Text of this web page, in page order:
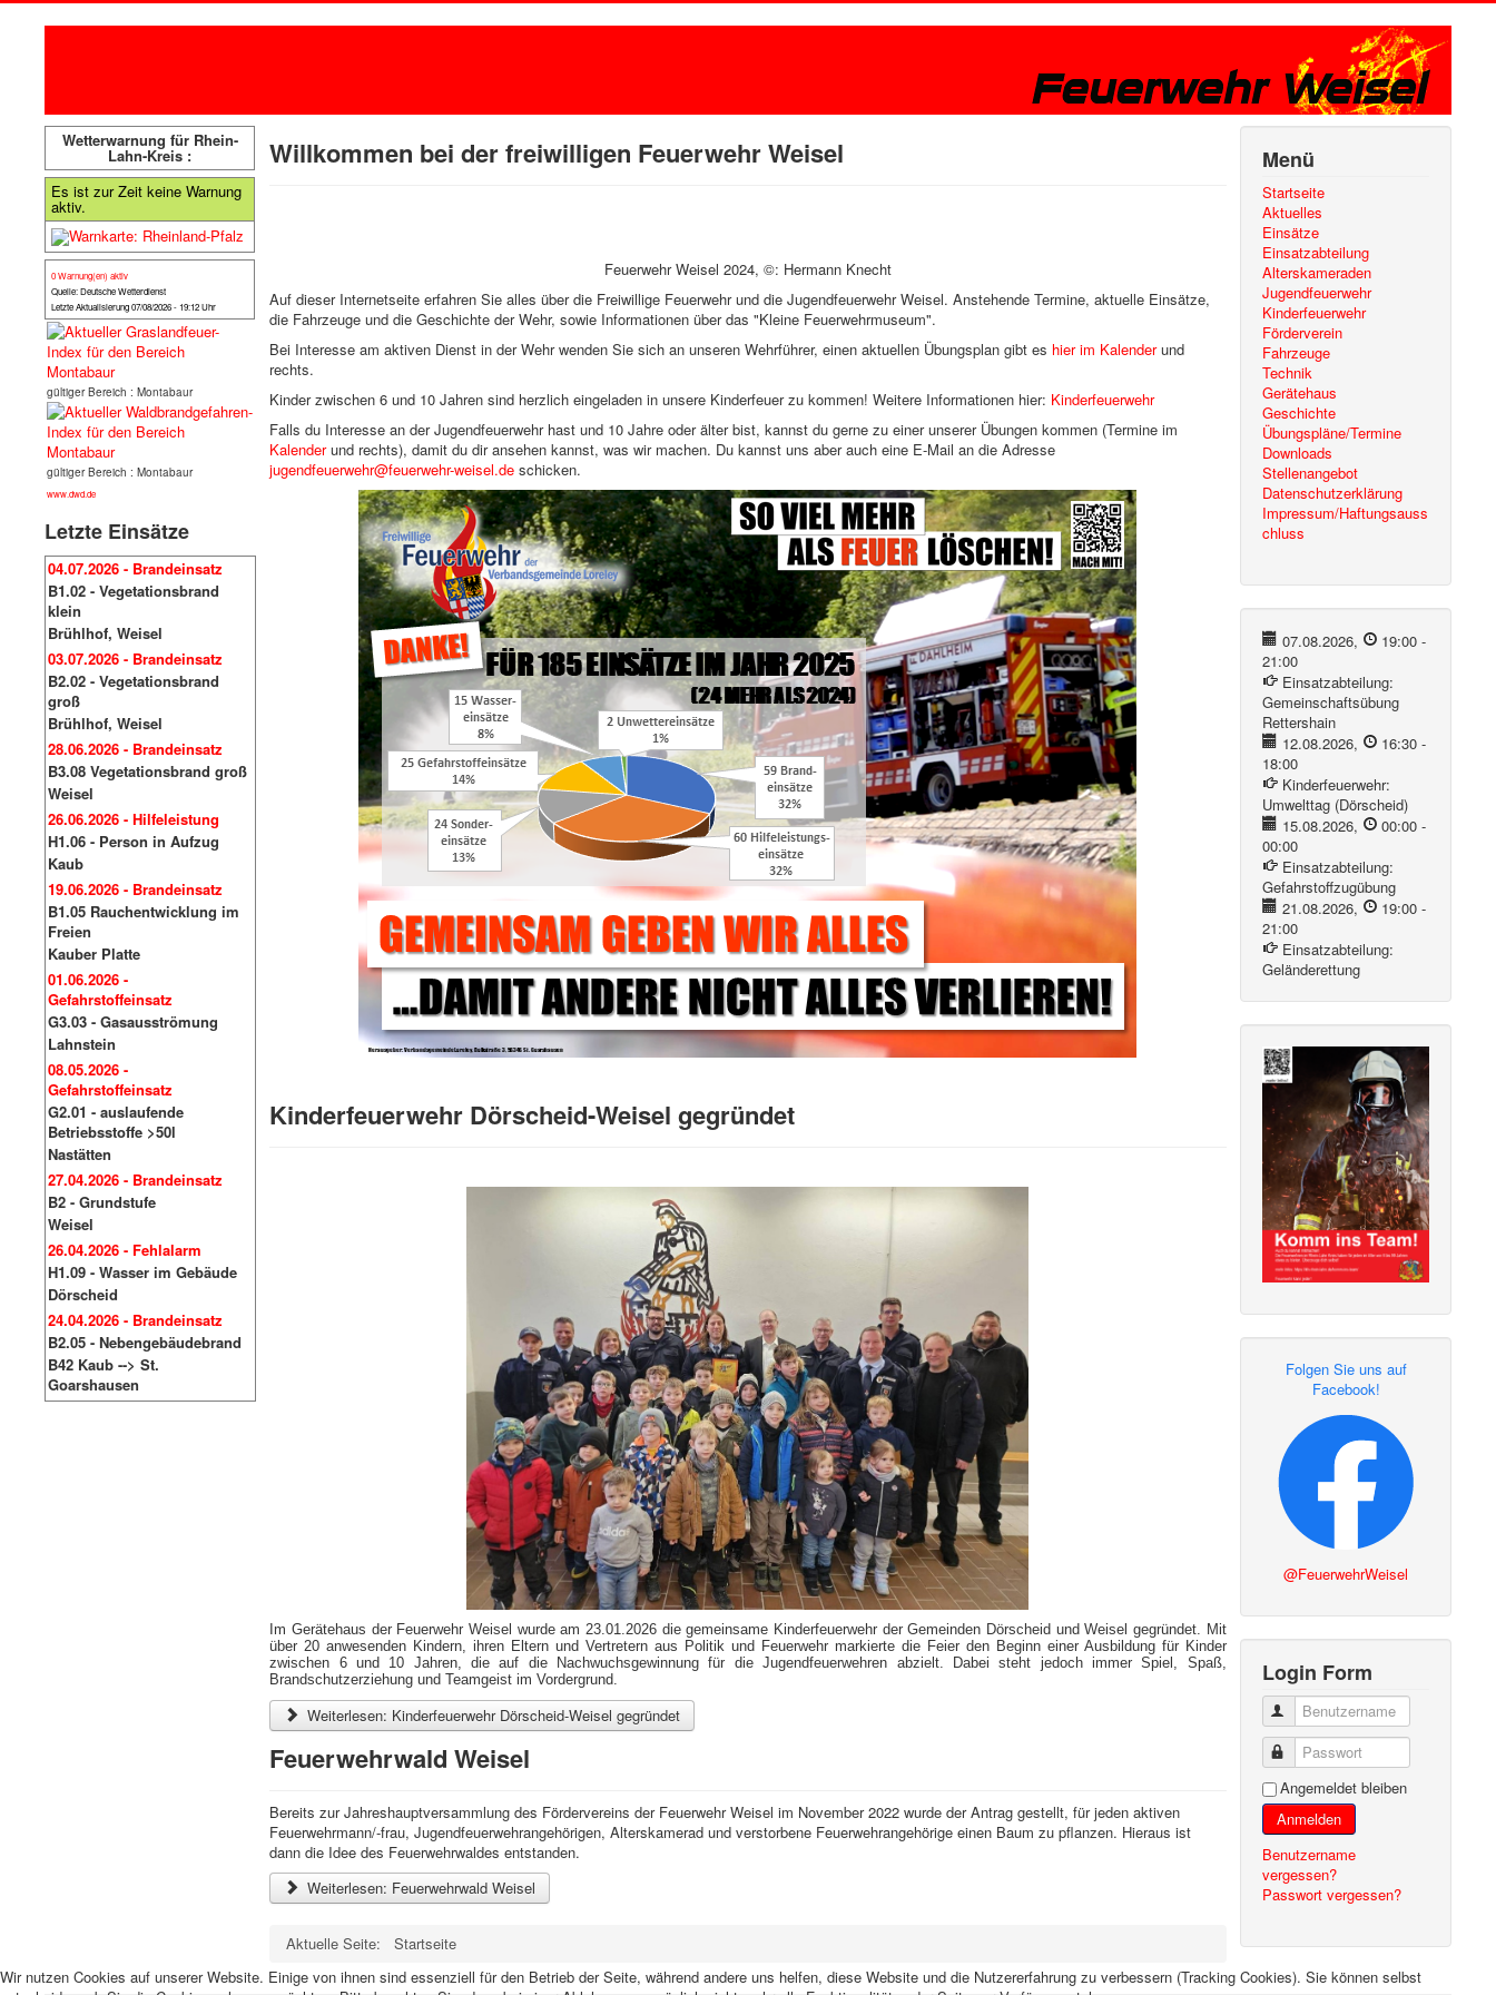
Wetterwarnung für Rhein-
Lahn-Kreis :
Es ist zur Zeit keine Warnung
aktiv.
0 Warnung(en) aktiv
Quelle: Deutsche Wetterdienst
Letzte Aktualisierung 07/08/2026 - 19:12 Uhr
gültiger Bereich : Montabaur
gültiger Bereich : Montabaur
www.dwd.de
Letzte Einsätze
04.07.2026 - Brandeinsatz
B1.02 - Vegetationsbrand
klein
Brühlhof, Weisel
03.07.2026 - Brandeinsatz
B2.02 - Vegetationsbrand
groß
Brühlhof, Weisel
28.06.2026 - Brandeinsatz
B3.08 Vegetationsbrand groß
Weisel
26.06.2026 - Hilfeleistung
H1.06 - Person in Aufzug
Kaub
19.06.2026 - Brandeinsatz
B1.05 Rauchentwicklung im
Freien
Kauber Platte
01.06.2026 -
Gefahrstoffeinsatz
G3.03 - Gasausströmung
Lahnstein
08.05.2026 -
Gefahrstoffeinsatz
G2.01 - auslaufende
Betriebsstoffe >50l
Nastätten
27.04.2026 - Brandeinsatz
B2 - Grundstufe
Weisel
26.04.2026 - Fehlalarm
H1.09 - Wasser im Gebäude
Dörscheid
24.04.2026 - Brandeinsatz
B2.05 - Nebengebäudebrand
B42 Kaub --> St.
Goarshausen
Willkommen bei der freiwilligen Feuerwehr Weisel
Feuerwehr Weisel 2024, ©: Hermann Knecht
Auf dieser Internetseite erfahren Sie alles über die Freiwillige Feuerwehr und die Jugendfeuerwehr Weisel. Anstehende Termine, aktuelle Einsätze,
die Fahrzeuge und die Geschichte der Wehr, sowie Informationen über das "Kleine Feuerwehrmuseum".
Bei Interesse am aktiven Dienst in der Wehr wenden Sie sich an unseren Wehrführer, einen aktuellen Übungsplan gibt es hier im Kalenderund
rechts.
Kinder zwischen 6 und 10 Jahren sind herzlich eingeladen in unsere Kinderfeuer zu kommen! Weitere Informationen hier: Kinderfeuerwehr
Falls du Interesse an der Jugendfeuerwehr hast und 10 Jahre oder älter bist, kannst du gerne zu einer unserer Übungen kommen (Termine im
Kalenderund rechts), damit du dir ansehen kannst, was wir machen. Du kannst uns aber auch eine E-Mail an die Adresse
jugendfeuerwehr@feuerwehr-weisel.de schicken.
Kinderfeuerwehr Dörscheid-Weisel gegründet
Im Gerätehaus der Feuerwehr Weisel wurde am 23.01.2026 die gemeinsame Kinderfeuerwehr der Gemeinden Dörscheid und Weisel gegründet. Mit
über 20 anwesenden Kindern, ihren Eltern und Vertretern aus Politik und Feuerwehr markierte die Feier den Beginn einer Ausbildung für Kinder
zwischen 6 und 10 Jahren, die auf die Nachwuchsgewinnung für die Jugendfeuerwehren abzielt. Dabei steht jedoch immer Spiel, Spaß,
Brandschutzerziehung und Teamgeist im Vordergrund.
Weiterlesen: Kinderfeuerwehr Dörscheid-Weisel gegründet
Feuerwehrwald Weisel
Bereits zur Jahreshauptversammlung des Fördervereins der Feuerwehr Weisel im November 2022 wurde der Antrag gestellt, für jeden aktiven
Feuerwehrmann/-frau, Jugendfeuerwehrangehörigen, Alterskamerad und verstorbene Feuerwehrangehörige einen Baum zu pflanzen. Hieraus ist
dann die Idee des Feuerwehrwaldes entstanden.
Weiterlesen: Feuerwehrwald Weisel
Aktuelle Seite: Startseite
Menü
Startseite
Aktuelles
Einsätze
Einsatzabteilung
Alterskameraden
Jugendfeuerwehr
Kinderfeuerwehr
Förderverein
Fahrzeuge
Technik
Gerätehaus
Geschichte
Übungspläne/Termine
Downloads
Stellenangebot
Datenschutzerklärung
Impressum/Haftungsauss
chluss
07.08.2026, 19:00-
21:00
Einsatzabteilung:
Gemeinschaftsübung
Rettershain
12.08.2026, 16:30-
18:00
Kinderfeuerwehr:
Umwelttag (Dörscheid)
15.08.2026, 00:00-
00:00
Einsatzabteilung:
Gefahrstoffzugübung
21.08.2026, 19:00-
21:00
Einsatzabteilung:
Geländerettung
Folgen Sie uns auf
Facebook!
@FeuerwehrWeisel
Login Form
Benutzername
Passwort
Angemeldet bleiben
Anmelden
Benutzername
vergessen?
Passwort vergessen?
Wir nutzen Cookies auf unserer Website. Einige von ihnen sind essenziell für den Betrieb der Seite, während andere uns helfen, diese Website und die Nutzererfahrung zu verbessern (Tracking Cookies). Sie können selbst